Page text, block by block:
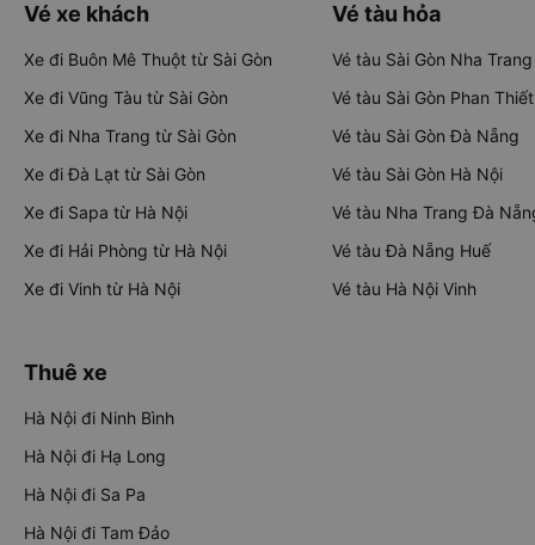
Vé xe khách
Xe đi Buôn Mê Thuột từ Sài Gòn
Xe đi Vũng Tàu từ Sài Gòn
Xe đi Nha Trang từ Sài Gòn
Xe đi Đà Lạt từ Sài Gòn
Xe đi Sapa từ Hà Nội
Xe đi Hải Phòng từ Hà Nội
Xe đi Vinh từ Hà Nội
Vé tàu hỏa
Vé tàu Sài Gòn Nha Trang
Vé tàu Sài Gòn Phan Thiết
Vé tàu Sài Gòn Đà Nẵng
Vé tàu Sài Gòn Hà Nội
Vé tàu Nha Trang Đà
Vé tàu Đà Nẵng Huế
Vé tàu Hà Nội Vinh
Thuê xe
Hà Nội đi Ninh Bình
Hà Nội đi Hạ Long
Hà Nội đi Sa Pa
Hà Nội đi Tam Đảo